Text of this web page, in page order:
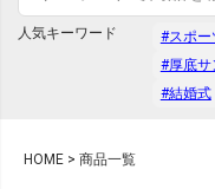
人気キーワード #スポー
#厚底サ
#結婚式
HOME 商品一覧
価格が安い順